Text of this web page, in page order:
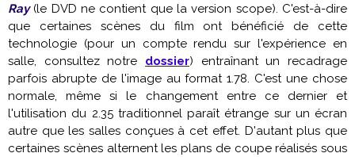
Ray(le DVD ne contient que la version scope). C'est-à-dire
que certaines scènes du film ont bénéficié de cette
technologie (pour un compte rendu sur l'expérience en
salle, consultez notre dossier) entraînant un recadrage
parfois abrupte de l'image au format 1.78. C'est une chose
normale, même si le changement entre ce dernier et
l'utilisation du 2.35 traditionnel paraît étrange sur un écran
autre que les salles conçues à cet effet. D'autant plus que
certaines scènes alternent les plans de coupe réalisés sous